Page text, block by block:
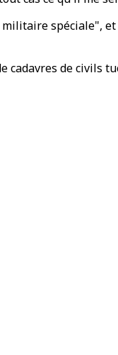
spéciale",
de civils